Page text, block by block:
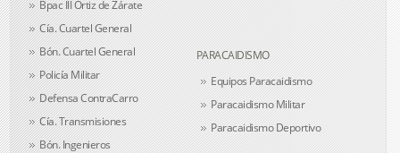
Bpac III Ortiz de Zárate
Cía. Cuartel General
Bón. Cuartel General
Policía Militar
Defensa ContraCarro
Cía. Transmisiones
Bón. Ingenieros
PARACAIDISMO
Equipos Paracaidismo
Paracaidismo Militar
Paracaidismo Deportivo